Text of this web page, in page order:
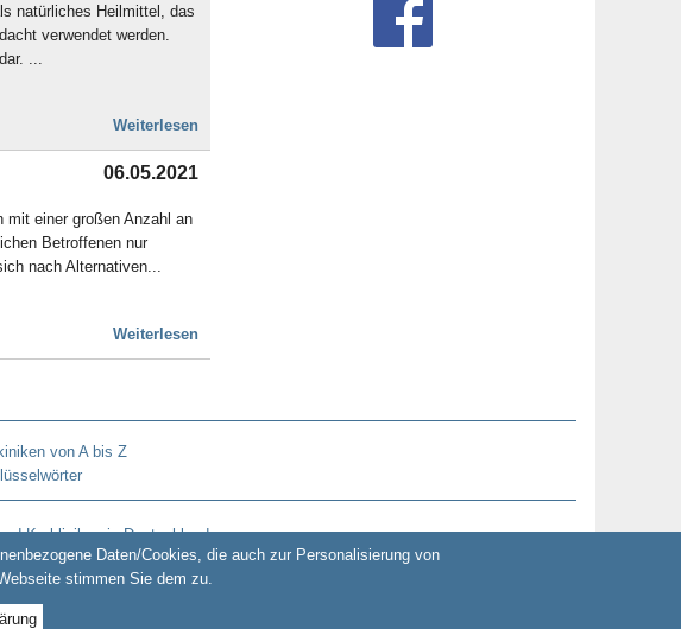
natürliches Heilmittel, das
verwendet werden.
...
Weiterlesen
06.05.2021
mit einer großen Anzahl an
Betroffenen nur
nach Alternativen...
Weiterlesen
von A bis Z
Kurkliniken in Deutschland
Daten/Cookies, die auch zur Personalisierung von
stimmen Sie dem zu.